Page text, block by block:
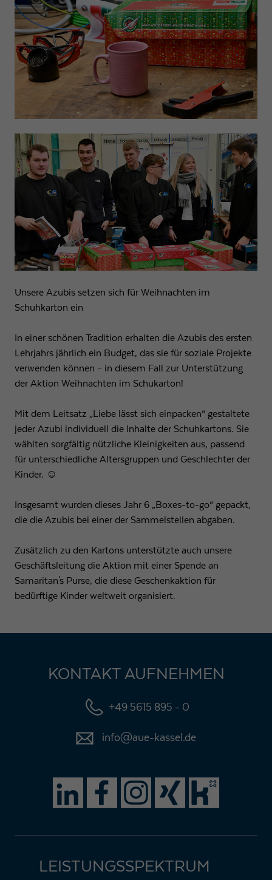
Unsere Azubis setzen sich für Weihnachten im
Schuhkarton ein
In einer schönen Tradition erhalten die Azubis des ersten
Lehrjahrs jährlich ein Budget, das sie für soziale Projekte
verwenden können – in diesem Fall zur Unterstützung
der Aktion Weihnachten im Schukarton!
Mit dem Leitsatz „Liebe lässt sich einpacken“ gestaltete
jeder Azubi individuell die Inhalte der Schuhkartons. Sie
wählten sorgfältig nützliche Kleinigkeiten aus, passend
für unterschiedliche Altersgruppen und Geschlechter der
Kinder. ☺
Insgesamt wurden dieses Jahr 6 „Boxes-to-go“ gepackt,
die die Azubis bei einer der Sammelstellen abgaben.
Zusätzlich zu den Kartons unterstützte auch unsere
Geschäftsleitung die Aktion mit einer Spende an
Samaritan's Purse, die diese Geschenkaktion für
bedürftige Kinder weltweit organisiert.
KONTAKT AUFNEHMEN
+49 5615 895 - 0
info@aue-kassel.de
LEISTUNGSSPEKTRUM
Anbieter Google LLC
Laufzeit 1 Tag
Zweck
Wird von Google Analytics verwendet, um die
Anforderungsrate einzuschränken
Name
Anbieter Google LLC
Laufzeit 1 Tag
Registriert eine eindeutige ID, die verwendet wird,
um statistische Daten dazu, wie der Besucher die
Website nutzt, zu generieren.